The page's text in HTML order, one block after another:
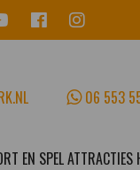
06 553
EN SPEL ATTRACTIES